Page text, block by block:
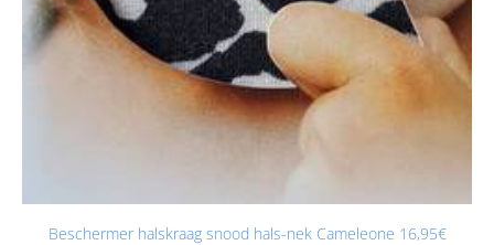
Beschermer halskraag snood hals-nek Cameleone 16,95€